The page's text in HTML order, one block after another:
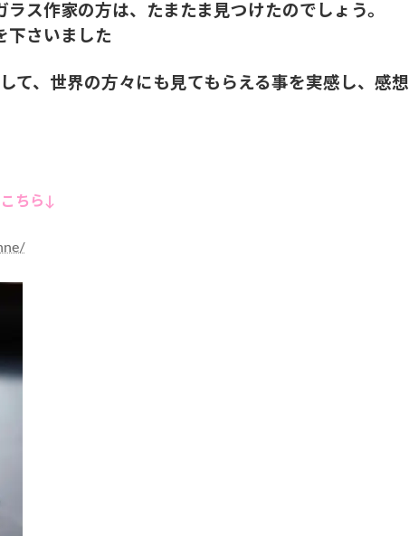
ス作家の方は、たまたま見つけたのでしょう。
下さいました
て、世界の方々にも見てもらえる事を実感し、感想
ちら↓